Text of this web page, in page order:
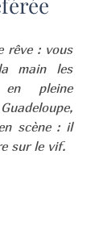
rêve : vous
main les
pleine
scène : il
sur le vif.